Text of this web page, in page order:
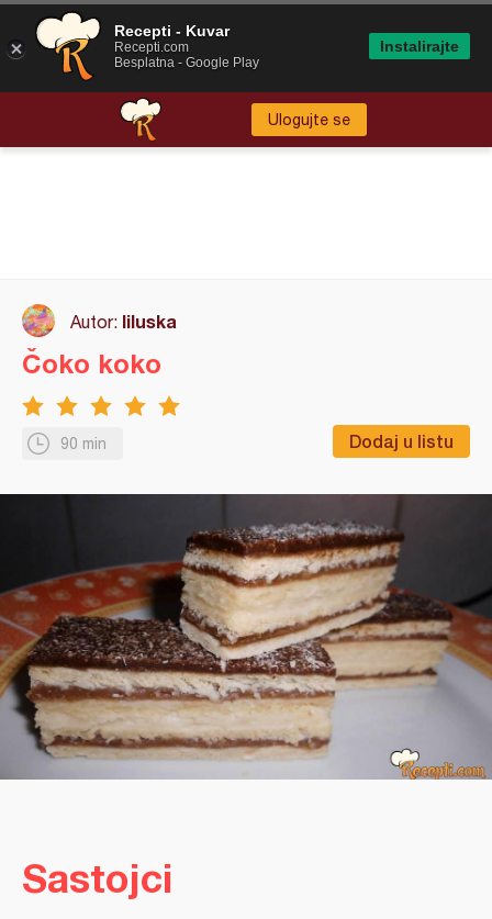
Ulogujte se
Autor: liluska
90 min Dodaj u listu
Čoko koko
Sastojci
Recepti - Kuvar
Recepti.com
Besplatna - Google Play
Instalirajte